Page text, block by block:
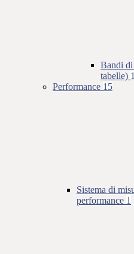
Bandi di
tabelle) 1
Performance 15
Sistema di
performance 1